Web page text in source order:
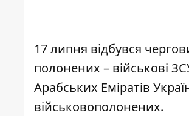
17 липня відбувся
полонених – військові
Арабських Еміратів
військовополонених.